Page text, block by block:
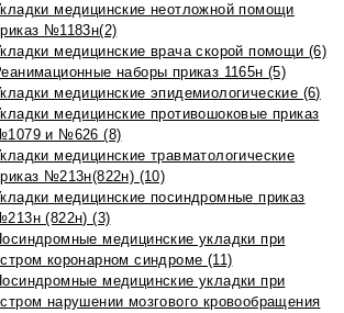
медицинские неотложной помощи
№1183н(2)
медицинские врача скорой помощи (6)
наборы приказ 1165н (5)
медицинские эпидемиологические (6)
медицинские противошоковые приказ
и №626 (8)
медицинские травматологические
№213н(822н) (10)
медицинские посиндромные приказ
(822н) (3)
медицинские укладки при
коронарном синдроме (11)
медицинские укладки при
нарушении мозгового кровообращения